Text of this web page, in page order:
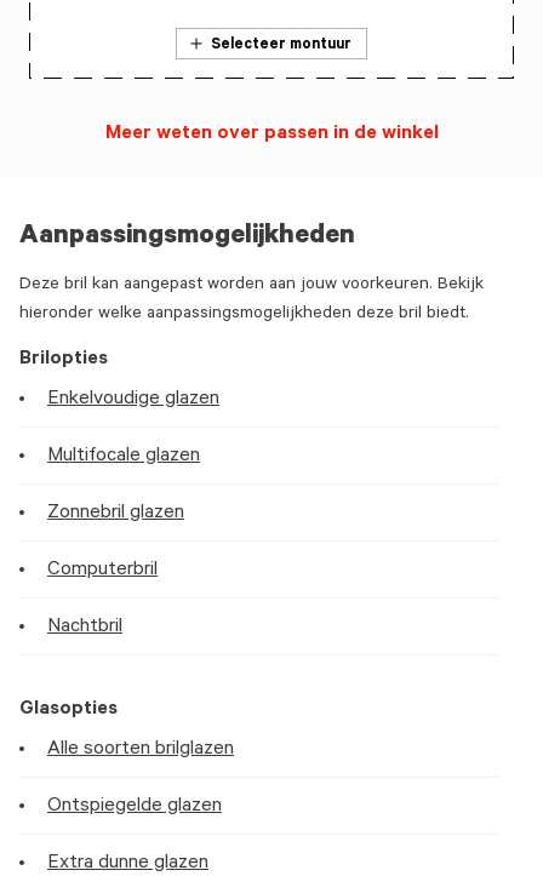
Aanpassingsmogelijkheden
Deze bril kan aangepast worden aan jouw voorkeuren. Bekijk
hieronder welke aanpassingsmogelijkheden deze bril biedt.
Brilopties
Enkelvoudige glazen
Multifocale glazen
Zonnebril glazen
Computerbril
Nachtbril
Glasopties
Alle soorten brilglazen
Ontspiegelde glazen
Extra dunne glazen
Selecteer montuur
Meer weten over passen in de winkel